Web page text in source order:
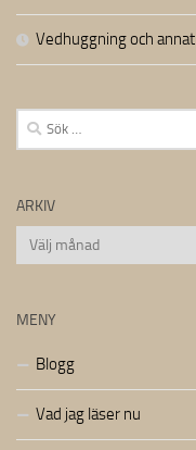
Vedhuggning och annat
Sök
efter:
ARKIV
Arkiv
MENY
Blogg
Vad jag läser nu